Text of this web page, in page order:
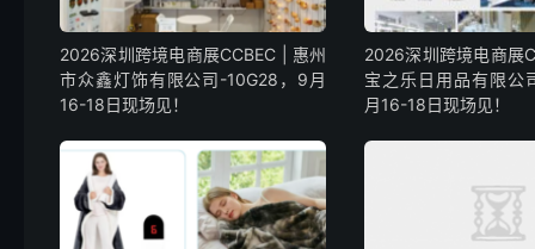
2026深圳跨境电商展CCBEC | 惠州
市众鑫灯饰有限公司-10G28，9月
16-18日现场见！
2026深圳跨境电商展
宝之乐日用品有限公
月16-18日现场见！